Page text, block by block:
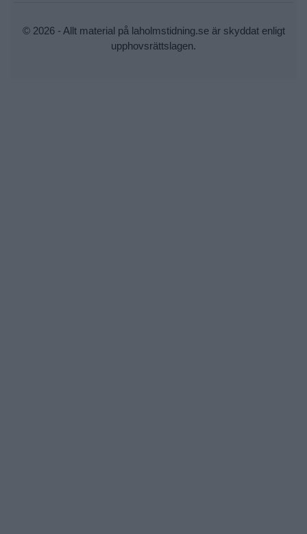
© 2026 - Allt material på laholmstidning.se är skyddat enligt
upphovsrättslagen.